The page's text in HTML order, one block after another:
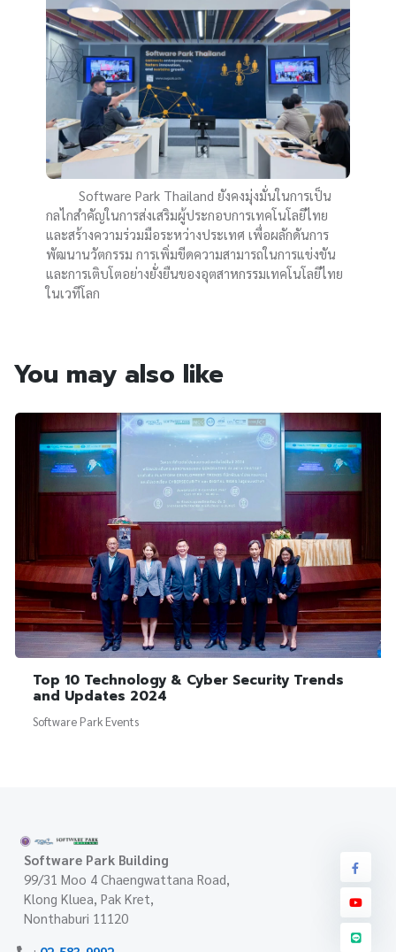
Software Park Thailand ยังคงมุ่งมั่นในการเป็น
กลไกสำคัญในการส่งเสริมผู้ประกอบการเทคโนโลยีไทย
และสร้างความร่วมมือระหว่างประเทศ เพื่อผลักดันการ
พัฒนานวัตกรรม การเพิ่มขีดความสามารถในการแข่งขัน
และการเติบโตอย่างยั่งยืนของอุตสาหกรรมเทคโนโลยีไทย
ในเวทีโลก
You may also like
Top 10 Technology & Cyber Security Trends
and Updates 2024
Software Park Events
Software Park Building
99/31 Moo 4 Chaengwattana Road,
Klong Kluea, Pak Kret,
Nonthaburi 11120